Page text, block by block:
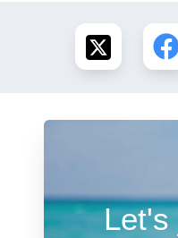
Let's